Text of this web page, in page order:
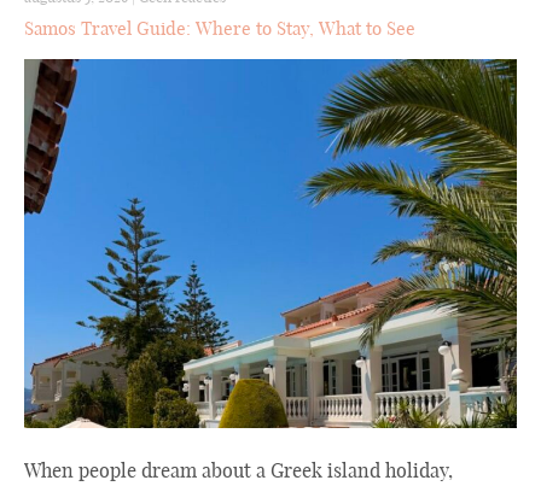
Samos Travel Guide: Where to Stay, What to See
When people dream about a Greek island holiday,